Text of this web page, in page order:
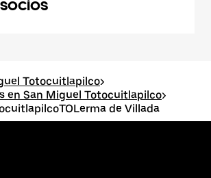
socios
Totocuitlapilco>
en San Miguel Totocuitlapilco>
de Villada